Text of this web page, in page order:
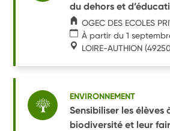
du dehors et
OGEC DES ECOLES
À partir du 1
LOIRE-AUTHION
ENVIRONNEMENT
Sensibiliser les élèves
biodiversité et leur